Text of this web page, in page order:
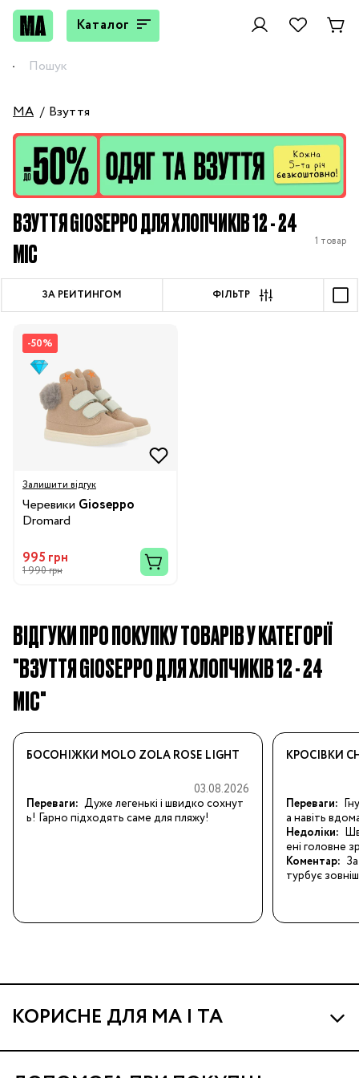
Каталог
MA Взуття
ВЗУТТЯ GIOSEPPO ДЛЯ ХЛОПЧИКІВ 12 - 24
МІС
1 товар
ЗА РЕЙТИНГОМ ФІЛЬТР
-50%
Залишити відгук
Черевики Gioseppo
Dromard
995 грн
1 990 грн
ВІДГУКИ ПРО ПОКУПКУ ТОВАРІВ У КАТЕГОРІЇ
"ВЗУТТЯ GIOSEPPO ДЛЯ ХЛОПЧИКІВ 12 - 24
МІС"
БОСОНІЖКИ MOLO ZOLA ROSE LIGHT
03.08.2026
Переваги: Дуже легенькі і швидко сохнут
ь! Гарно підходять саме для пляжу!
КРОСІВКИ
Переваги:
а навіть
Недоліки:
ені головне
Коментар:
турбує
КОРИСНЕ ДЛЯ МА І ТА
Про МА та Маминих Асистентів